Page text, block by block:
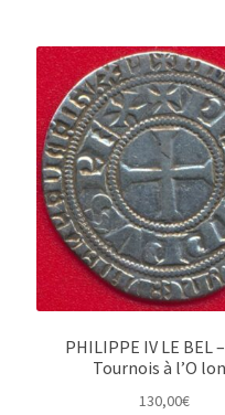
PHILIPPE IV LE BEL
Tournois à l’O
130,00€